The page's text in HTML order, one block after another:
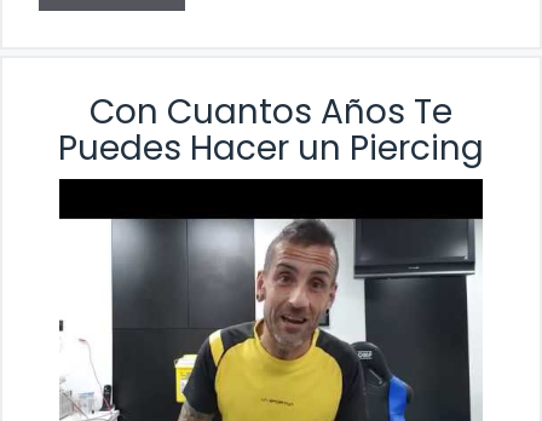
Con Cuantos Años Te
Puedes Hacer un Piercing